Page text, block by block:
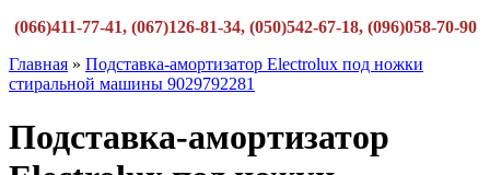
(066)411-77-41, (067)126-81-34, (050)542-67-18, (096)058-70-90
Главная » Подставка-амортизатор Electrolux под ножки
стиральной машины 9029792281
Подставка-амортизатор